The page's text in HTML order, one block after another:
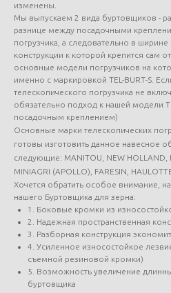
изменены.
Мы выпускаем 2 вида буртовщиков -
разнице между посадочными
погрузчика, а следовательно в ширине
конструкции к которой крепится сам
основные модели погрузчиков на
именно с маркировкой TEL-BURT-S.
телескопического погрузчика не
обязательно подход к нашей модели
посадочным креплением)
Основные марки телескопических
готовы изготовить данное навесное
следующие: MANITOU, NEW HOLLAND,
MINIAGRI (APOLLO), FARESIN,
Хочется обратить особое внимание,
нашего Буртовщика для зерна:
1. Боковые кромки из
2. Надежная пространственная
3. Разборная конструкция
4. Усиленное износостойкое
съемной резиновой кромки)
5. Возможность увеличение
буртовщика